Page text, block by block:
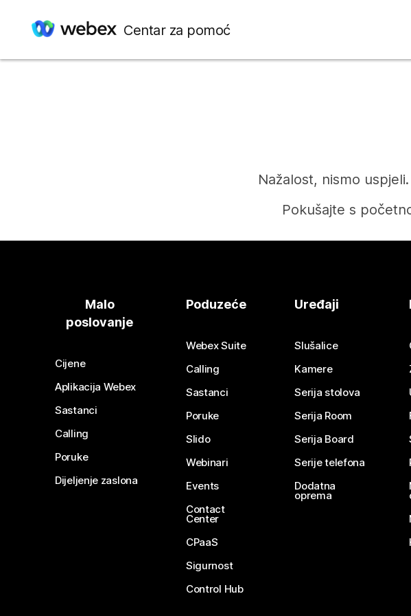
Centar za pomoć
Nažalost, nismo
Pokušajte s
Malo
poslovanje
Cijene
Aplikacija Webex
Sastanci
Calling
Poruke
Dijeljenje zaslona
Poduzeće
Webex Suite
Calling
Sastanci
Poruke
Slido
Webinari
Events
Contact
Center
CPaaS
Sigurnost
Control Hub
Uređaji
Slušalice
Kamere
Serija stolova
Serija Room
Serija Board
Serije telefona
Dodatna
oprema